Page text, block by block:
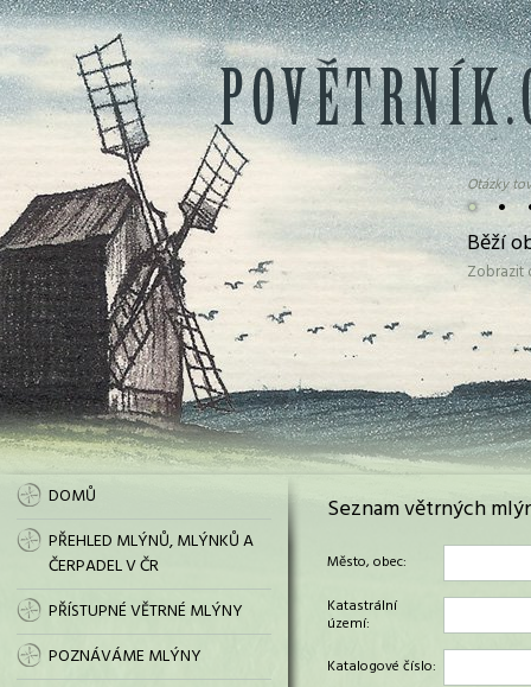
• •
Otázky
Běží
DOMŮ
PŘEHLED MLÝNŮ, MLÝNKŮ A
ČERPADEL V ČR
PŘÍSTUPNÉ VĚTRNÉ MLÝNY
POZNÁVÁME MLÝNY
Seznam větrných
Město, obec:
Katastrální
území:
Katalogové číslo: